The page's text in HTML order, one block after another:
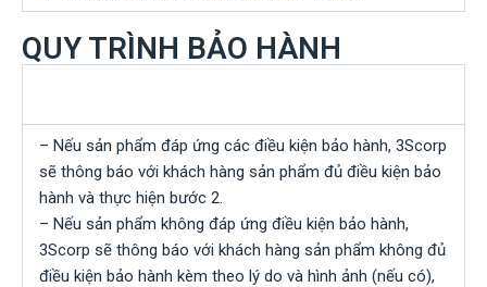
QUY TRÌNH BẢO HÀNH
– Nếu sản phẩm đáp ứng các điều kiện bảo hành, 3Scorp
sẽ thông báo với khách hàng sản phẩm đủ điều kiện bảo
hành và thực hiện bước 2.
– Nếu sản phẩm không đáp ứng điều kiện bảo hành,
3Scorp sẽ thông báo với khách hàng sản phẩm không đủ
điều kiện bảo hành kèm theo lý do và hình ảnh (nếu có),